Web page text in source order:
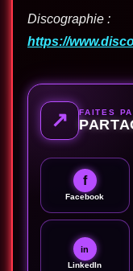
Discographie :
https://
↗ FAITES
f
Facebook
in
LinkedIn